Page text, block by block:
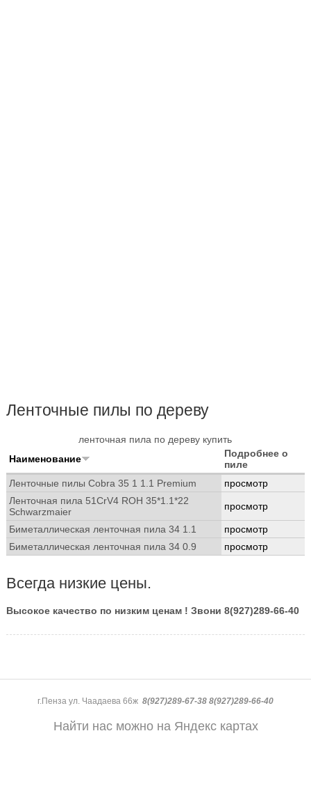
Ленточные пилы по дереву
ленточная пила по дереву купить
Наименование
Подробнее о
пиле
Ленточные пилы Cobra 35 1 1.1 Premium
просмотр
Ленточная пила 51CrV4 ROH 35*1.1*22
Schwarzmaier
просмотр
Биметаллическая ленточная пила 34 1.1
просмотр
Биметаллическая ленточная пила 34 0.9
просмотр
Всегда низкие цены.
Высокое качество по низким ценам ! Звони 8(927)289-66-40
г.Пенза ул. Чаадаева 66ж 8(927)289-67-38 8(927)289-66-40
Найти нас можно на Яндекс картах